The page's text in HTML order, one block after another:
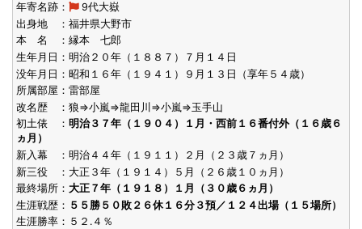
年寄名跡：
9代大嶽
出身地 ：福井県大野市
本 名 ：縁本 七郎
生年月日：明治２０年（１８８７）７月１４日
没年月日：昭和１６年（１９４１）９月１３日（享年５４歳）
所属部屋：雷部屋
改名歴 ：狼⇒小嵐⇒龍田川⇒小嵐⇒玉手山
初土俵 ：明治３７年（１９０４）１月・西前１６番付外（１６歳６
ヵ月）
新入幕 ：明治４４年（１９１１）２月（２３歳７ヵ月）
新三役 ：大正３年（１９１４）５月（２６歳１０ヵ月）
最終場所：大正７年（１９１８）１月（３０歳６ヵ月）
生涯戦歴： ５５勝５０敗２６休１６分３預／１２４出場（１５場所）
生涯勝率：５２.４％